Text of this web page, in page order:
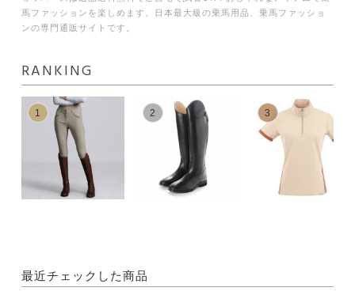
馬ファッションを楽しめます。日本最大級の乗馬用品、乗馬ファッショ
ンの専門通販サイトです。
RANKING
1 2 3
最近チェックした商品